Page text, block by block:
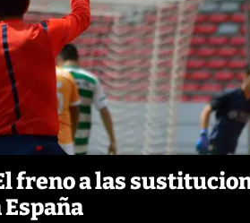
freno a las